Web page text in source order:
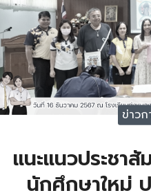
ข่าว
แนะแนวประชา
นักศึกษาใหม่